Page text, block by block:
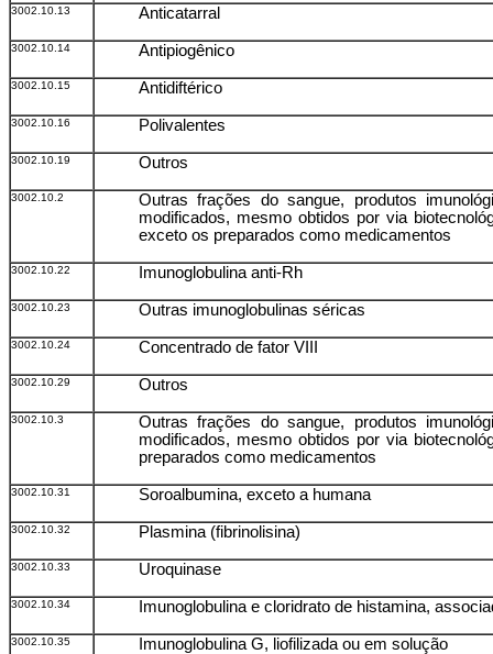
3002.10.13 Anticatarral
3002.10.14 Antipiogênico
3002.10.15 Antidiftérico
3002.10.16 Polivalentes
3002.10.19 Outros
3002.10.2
Outras frações do sangue, produtos
modificados, mesmo obtidos por via
exceto os preparados como medicamentos
3002.10.22 Imunoglobulina anti-Rh
3002.10.23 Outras imunoglobulinas séricas
3002.10.24 Concentrado de fator VIII
3002.10.29 Outros
3002.10.3
Outras frações do sangue, produtos
modificados, mesmo obtidos por via
preparados como medicamentos
3002.10.31 Soroalbumina, exceto a humana
3002.10.32 Plasmina (fibrinolisina)
3002.10.33 Uroquinase
3002.10.34 Imunoglobulina e cloridrato de histamina,
3002.10.35 Imunoglobulina G, liofilizada ou em solução